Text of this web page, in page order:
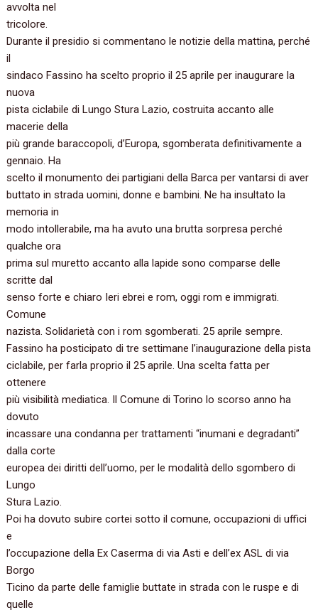
avvolta nel
tricolore.
Durante il presidio si commentano le notizie della mattina, perché
il
sindaco Fassino ha scelto proprio il 25 aprile per inaugurare la
nuova
pista ciclabile di Lungo Stura Lazio, costruita accanto alle
macerie della
più grande baraccopoli, d’Europa, sgomberata definitivamente a
gennaio. Ha
scelto il monumento dei partigiani della Barca per vantarsi di aver
buttato in strada uomini, donne e bambini. Ne ha insultato la
memoria in
modo intollerabile, ma ha avuto una brutta sorpresa perché
qualche ora
prima sul muretto accanto alla lapide sono comparse delle
scritte dal
senso forte e chiaro Ieri ebrei e rom, oggi rom e immigrati.
Comune
nazista. Solidarietà con i rom sgomberati. 25 aprile sempre.
Fassino ha posticipato di tre settimane l’inaugurazione della pista
ciclabile, per farla proprio il 25 aprile. Una scelta fatta per
ottenere
più visibilità mediatica. Il Comune di Torino lo scorso anno ha
dovuto
incassare una condanna per trattamenti “inumani e degradanti”
dalla corte
europea dei diritti dell’uomo, per le modalità dello sgombero di
Lungo
Stura Lazio.
Poi ha dovuto subire cortei sotto il comune, occupazioni di uffici
e
l’occupazione della Ex Caserma di via Asti e dell’ex ASL di via
Borgo
Ticino da parte delle famiglie buttate in strada con le ruspe e di
quelle